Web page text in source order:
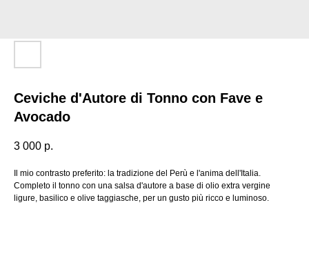
Ceviche d'Autore di Tonno con Fave e
Avocado
3 000 р.
Il mio contrasto preferito: la tradizione del Perù e l'anima dell'Italia.
Completo il tonno con una salsa d'autore a base di olio extra vergine
ligure, basilico e olive taggiasche, per un gusto più ricco e luminoso.